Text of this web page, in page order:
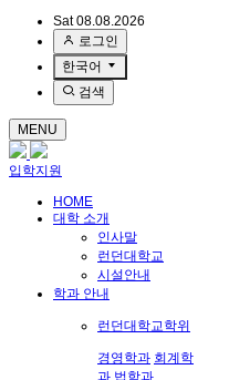
Sat 08.08.2026
로그인
한국어
검색
MENU
입학지원
HOME
대학 소개
인사말
런던대학교
시설안내
학과 안내
런던대학교학위
경영학과 회계학
과 법학과